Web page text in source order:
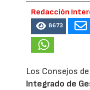
Redacción
8673
Los Consejos
Integrado de